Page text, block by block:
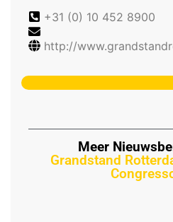
+31 (0) 10 452 8900
http://
Meer
Grandstand